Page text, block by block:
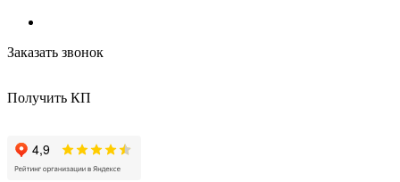
Заказать звонок
Получить КП